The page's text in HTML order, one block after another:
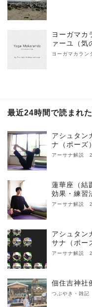
ヨーガマカ
ァーユ（気
ヨーガマカラ
最近24時間で読まれ
アシュタン
ナ（ポーズ
アーサナ解説
蓮華座（結
効果・練習
アーサナ解説
アシュタン
サナ（ポー
アーサナ解説
佃住吉神社
つぶやき・雑